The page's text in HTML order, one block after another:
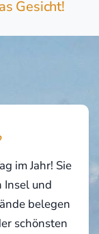
Gesicht!
im Jahr! Sie
Insel und
belegen
schönsten